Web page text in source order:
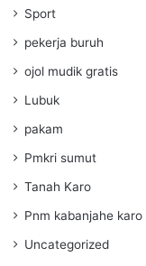
Sport
pekerja buruh
ojol mudik gratis
Lubuk
pakam
Pmkri sumut
Tanah Karo
Pnm kabanjahe karo
Uncategorized